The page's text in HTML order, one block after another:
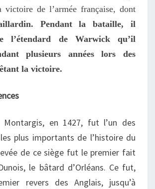
victoire de l’armée française, dont
Pendant la bataille, il
l’étendard de Warwick qu’il
plusieurs années lors des
la victoire.
en 1427, fut l’un des
plus importants de l’histoire du
de ce siège fut le premier fait
le bâtard d’Orléans. Ce fut,
revers des Anglais, jusqu’à